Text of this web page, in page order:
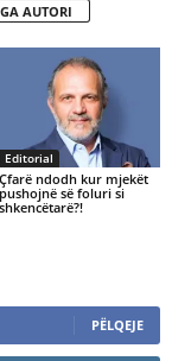
AUTORI
Editorial
Çfarë ndodh kur mjekët
pushojnë së foluri si
shkencëtarë?!
PËLQEJE